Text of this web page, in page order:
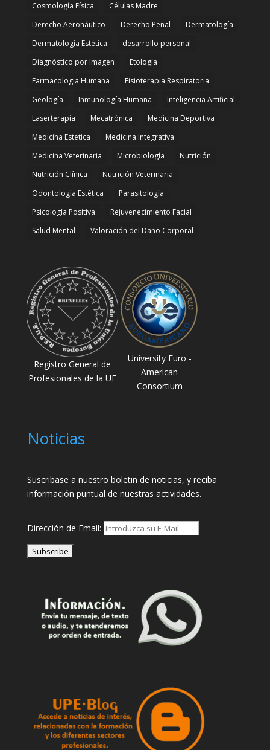
Cosmología Física
Células Madre
Derecho Aeronáutico
Derecho Penal
Dermatología
Dermatología Estética
desarrollo personal
Diagnóstico por Imagen
Etología
Farmacologia Humana
Fisioterapia Respiratoria
Geología
Inmunología Humana
Inteligencia Artificial
Laserterapia
Mecatrónica
Medicina Deportiva
Medicina Estetica
Medicina Integrativa
Medicina Veterinaria
Microbiología
Nutrición
Nutrición Clínica
Nutrición Veterinaria
Odontología Estética
Parasitología
Psicología Positiva
Rejuvenecimiento Facial
Salud Mental
Valoración del Daño Corporal
Registro General de
Profesionales de la UE
University Euro -
American
Consortium
Noticias
Suscribase a nuestro boletin de noticias, y reciba
información puntual de nuestras actividades.
Dirección de Email: